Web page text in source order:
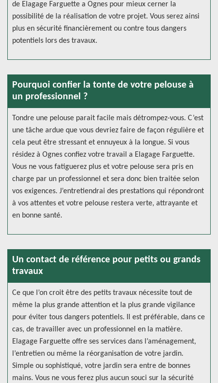
de Elagage Farguette a Ognes pour mieux cerner la
possibilité de la réalisation de votre projet. Vous serez ainsi
plus en sécurité financièrement ou contre tous dangers
potentiels lors des travaux.
Pourquoi confier la tonte de votre pelouse à
un professionnel ?
Tondre une pelouse parait facile mais détrompez-vous. C’est
une tâche ardue que vous devriez faire de façon régulière et
cela peut être stressant et ennuyeux à la longue. Si vous
résidez à Ognes confiez votre travail a Elagage Farguette.
Vous ne vous fatiguerez plus et votre pelouse sera pris en
charge par un professionnel et sera donc bien traitée selon
vos exigences. J’entretiendrai des prestations qui répondront
à vos attentes et votre pelouse restera verte, attrayante et
en bonne santé.
Un contact de référence pour petits ou grands
travaux
Ce que l’on croit être des petits travaux nécessite tout de
même la plus grande attention et la plus grande vigilance
pour éviter tous dangers potentiels. Il est préférable, dans ce
cas, de travailler avec un professionnel en la matière.
Elagage Farguette offre ses services dans l’aménagement,
l’entretien ou même la réorganisation de votre jardin.
Simple ou sophistiqué, votre jardin sera entre de bonnes
mains. Vous ne vous ferez plus aucun souci sur la sécurité